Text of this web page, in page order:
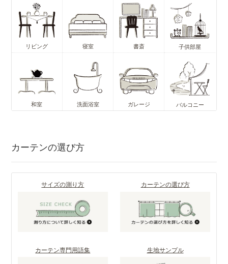
リビング 寝室 書斎 子供部屋
和室 洗面浴室 ガレージ バルコニー
カーテンの選び方
サイズの測り方 カーテンの選び方
カーテン専門用語集 生地サンプル